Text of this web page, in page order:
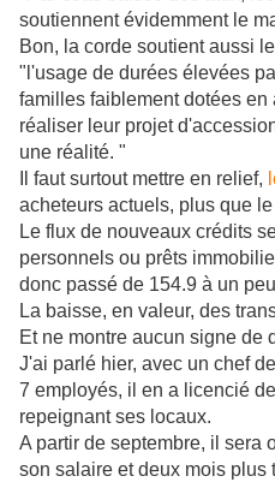
soutiennent évidemment le
Bon, la corde soutient aussi
" l'usage de durées élevées
familles faiblement dotées en
réaliser leur projet
une réalité. "
Il faut surtout mettre en relief,
acheteurs actuels, plus que
Le flux de nouveaux crédits
personnels ou prêts
donc passé de 154.9 à un
La baisse, en valeur, des
Et ne montre aucun signe de
J'ai parlé hier, avec un chef
7 employés, il en a licencié
repeignant ses locaux.
A partir de septembre, il sera
son salaire et deux mois plus